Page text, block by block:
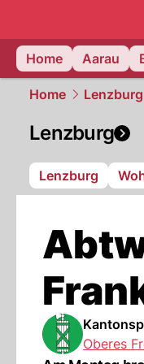
Home
Aarau
Home Lenzburg
Lenzburg
Lenzburg
Oberes